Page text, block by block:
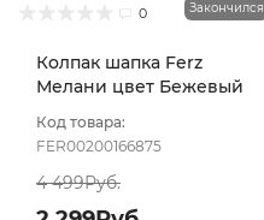
0 Закончился
Колпак шапка Ferz
Мелани цвет Бежевый
Код товара:
FER00200166875
4 499Руб.